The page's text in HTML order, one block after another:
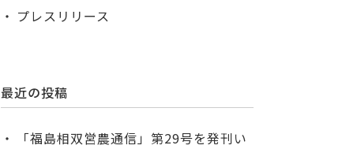
プレスリリース
最近の投稿
「福島相双営農通信」第29号を発刊い